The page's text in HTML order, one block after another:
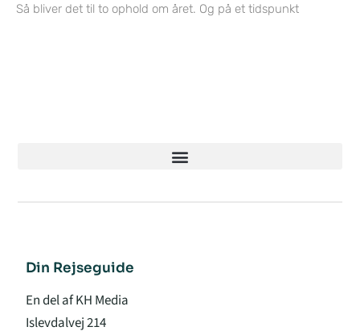
Så bliver det til to ophold om året. Og på et tidspunkt
Din Rejseguide
En del af KH Media
Islevdalvej 214